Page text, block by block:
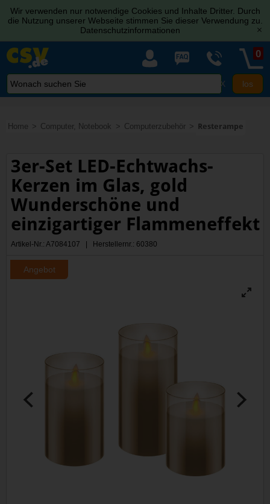
Wir verwenden nur notwendige Cookies und Inhalte Dritter. Durch
die Nutzung unserer Webseite stimmen Sie dieser Verwendung zu.
Datenschutzinformationen
[x]
X
0
Home Computer, Notebook Computerzubehör Resterampe
3er-Set LED-Echtwachs-
Kerzen im Glas, gold
Wunderschöne und
einzigartiger Flammeneffekt
Artikel-Nr.: A7084107 | Herstellernr.: 60380
Angebot